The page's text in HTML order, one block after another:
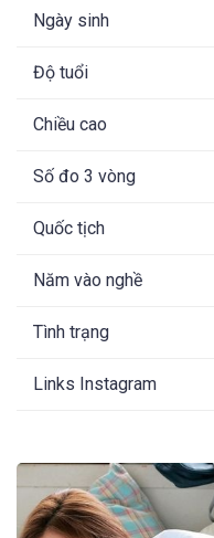
Ngày sinh
Độ tuổi
Chiều cao
Số đo 3 vòng
Quốc tịch
Năm vào nghề
Tình trạng
Links Instagram